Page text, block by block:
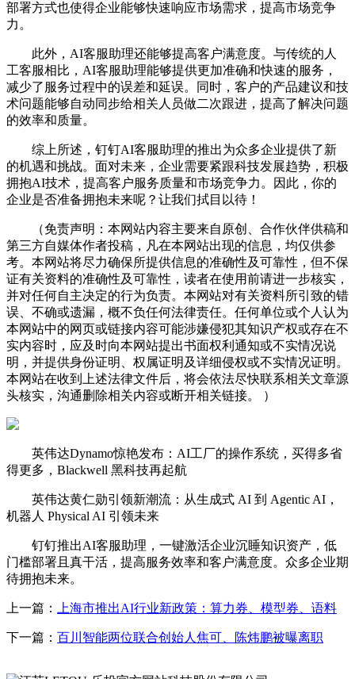
部署方式也使得企业能够快速响应市场需求，提高市场竞争
力。
此外，AI客服助理还能够提高客户满意度。与传统的人
工客服相比，AI客服助理能够提供更加准确和快速的服务，
减少了服务过程中的误差和延误。同时，客户的产品建议和技
术问题能够自动同步给相关人员做二次跟进，提高了解决问题
的效率和质量。
综上所述，钉钉AI客服助理的推出为众多企业提供了新
的机遇和挑战。面对未来，企业需要紧跟科技发展趋势，积极
拥抱AI技术，提高客户服务质量和市场竞争力。因此，你的
企业是否准备拥抱未来呢？让我们拭目以待！
（免责声明：本网站内容主要来自原创、合作伙伴供稿和
第三方自媒体作者投稿，凡在本网站出现的信息，均仅供参
考。本网站将尽力确保所提供信息的准确性及可靠性，但不保
证有关资料的准确性及可靠性，读者在使用前请进一步核实，
并对任何自主决定的行为负责。本网站对有关资料所引致的错
误、不确或遗漏，概不负任何法律责任。任何单位或个人认为
本网站中的网页或链接内容可能涉嫌侵犯其知识产权或存在不
实内容时，应及时向本网站提出书面权利通知或不实情况说
明，并提供身份证明、权属证明及详细侵权或不实情况证明。
本网站在收到上述法律文件后，将会依法尽快联系相关文章源
头核实，沟通删除相关内容或断开相关链接。 ）
英伟达Dynamo惊艳发布：AI工厂的操作系统，买得多省
得更多，Blackwell 黑科技再起航
英伟达黄仁勋引领新潮流：从生成式 AI 到 Agentic AI，
机器人 Physical AI 引领未来
钉钉推出AI客服助理，一键激活企业沉睡知识资产，低
门槛部署且真干活，提高服务效率和客户满意度。众多企业期
待拥抱未来。
上一篇： 上海市推出AI行业新政策：算力券、模型券、语料
下一篇： 百川智能两位联合创始人焦可、陈炜鹏被曝离职